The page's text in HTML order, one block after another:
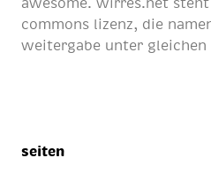
commons lizenz, die
weitergabe unter
seiten